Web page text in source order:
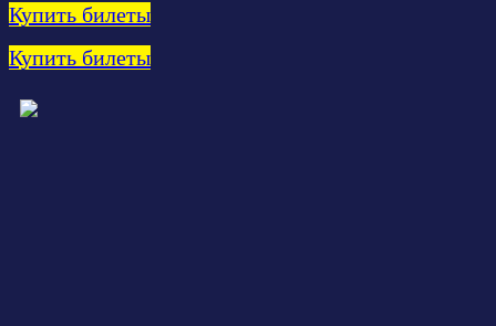
Купить билеты
Купить билеты